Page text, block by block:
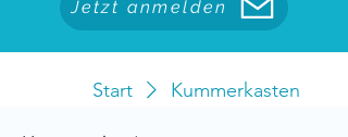
Jetzt anmelden
Start Kummerkasten